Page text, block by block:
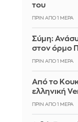
του
ΠΡΙΝ ΑΠΌ 1 ΜΈΡΑ
Σύμη:
στον όρμο
ΠΡΙΝ ΑΠΌ 1 ΜΈΡΑ
Από το
ελληνική
ΠΡΙΝ ΑΠΌ 1 ΜΈΡΑ